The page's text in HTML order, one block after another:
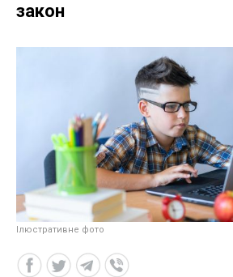
закон
Ілюстративне фото